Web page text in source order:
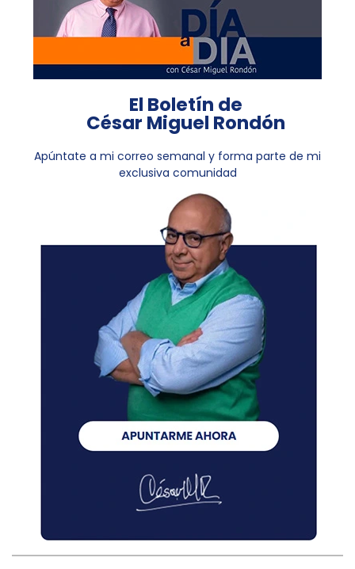
El Boletín de
César Miguel Rondón
Apúntate a mi correo semanal y forma parte de mi
exclusiva comunidad